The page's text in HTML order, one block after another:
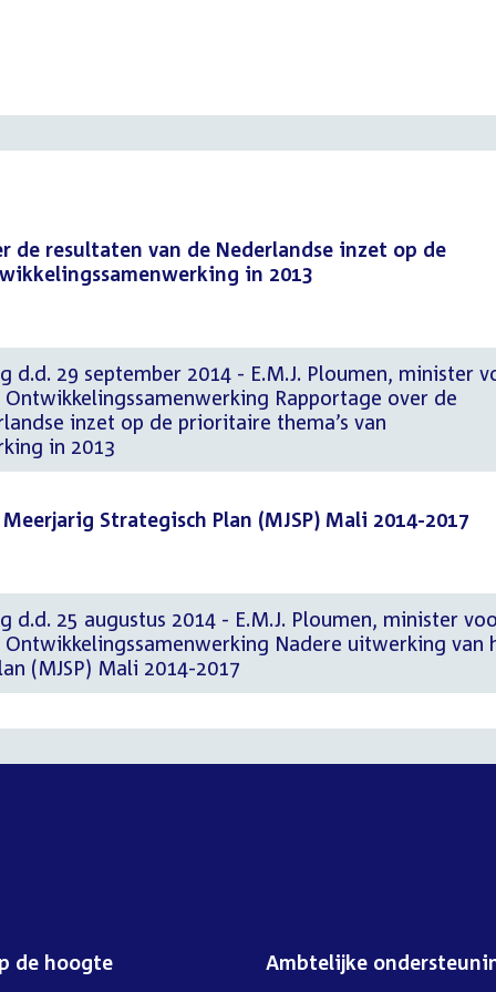
de resultaten van de Nederlandse inzet op de
in 2013
d.d. 29 september 2014 - E.M.J. Ploumen, minister
Rapportage over de
inzet op de prioritaire thema’s van
in 2013
Strategisch Plan (MJSP) Mali 2014-2017
d.d. 25 augustus 2014 - E.M.J. Ploumen, minister
Ontwikkelingssamenwerking Nadere uitwerking van
(MJSP) Mali 2014-2017
de hoogte Ambtelijke